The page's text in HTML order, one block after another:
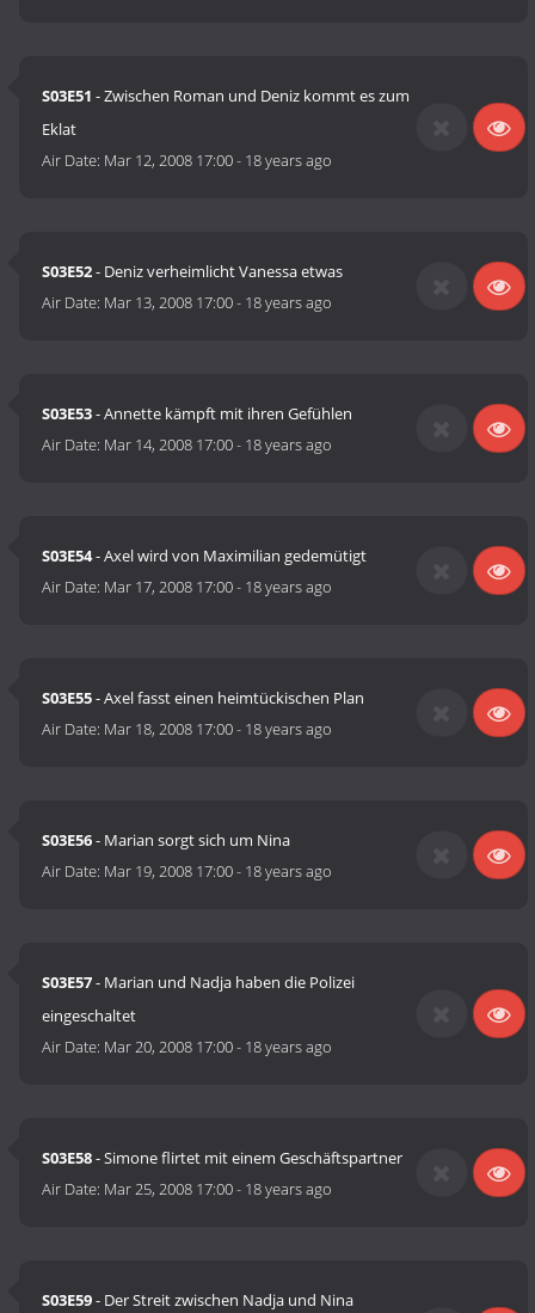
S03E51 - Zwischen Roman und Deniz kommt es zum
Eklat
Air Date: Mar 12, 2008 17:00- 18 years ago
S03E52- Deniz verheimlicht Vanessa etwas
Air Date: Mar 13, 2008 17:00- 18 years ago
S03E53- Annette kämpft mit ihren Gefühlen
Air Date: Mar 14, 2008 17:00- 18 years ago
S03E54- Axel wird von Maximilian gedemütigt
Air Date: Mar 17, 2008 17:00- 18 years ago
S03E55- Axel fasst einen heimtückischen Plan
Air Date: Mar 18, 2008 17:00- 18 years ago
S03E56- Marian sorgt sich um Nina
Air Date: Mar 19, 2008 17:00- 18 years ago
S03E57- Marian und Nadja haben die Polizei
eingeschaltet
Air Date: Mar 20, 2008 17:00- 18 years ago
S03E58- Simone flirtet mit einem Geschäftspartner
Air Date: Mar 25, 2008 17:00- 18 years ago
S03E59- Der Streit zwischen Nadja und Nina